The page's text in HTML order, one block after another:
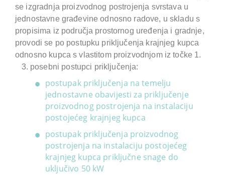
se izgradnja proizvodnog postrojenja svrstava u
jednostavne građevine odnosno radove, u skladu s
propisima iz područja prostornog uređenja i gradnje,
provodi se po postupku priključenja krajnjeg kupca
odnosno kupca s vlastitom proizvodnjom iz točke 1.
posebni postupci priključenja:
postupak priključenja na temelju
jednostavne obavijesti za priključenje
proizvodnog postrojenja na instalaciju
postojećeg krajnjeg kupca
postupak priključenja proizvodnog
postrojenja na instalaciju postojećeg
krajnjeg kupca priključne snage do
uključivo 50 kW